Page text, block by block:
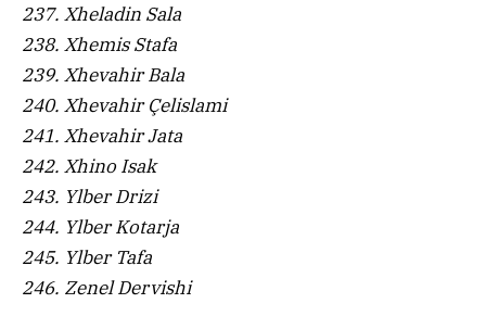
237. Xheladin Sala
238. Xhemis Stafa
239. Xhevahir Bala
240. Xhevahir Çelislami
241. Xhevahir Jata
242. Xhino Isak
243. Ylber Drizi
244. Ylber Kotarja
245. Ylber Tafa
246. Zenel Dervishi